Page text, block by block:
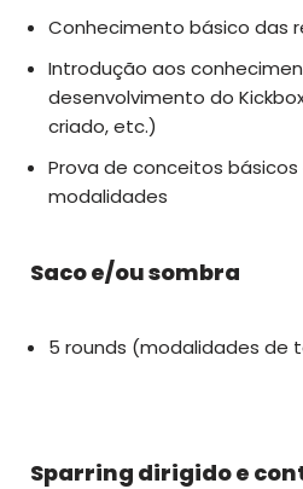
Conhecimento básico das
Introdução aos
desenvolvimento do
criado, etc.)
Prova de conceitos básicos
modalidades
Saco e/ou sombra
5 rounds (modalidades de
Sparring dirigido e